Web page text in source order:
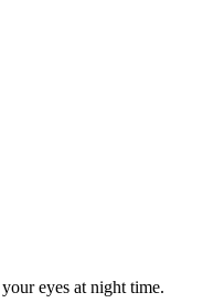
eyes at night time.